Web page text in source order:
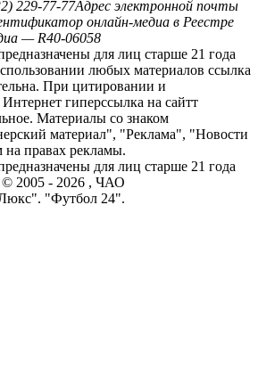
229-77-77Адрес электронной почты
онлайн-медиа в Реестре
— R40-06058
для лиц старше 21 года
любых материалов ссылка
При цитировании и
гиперссылка на сайтт
Материалы со знаком
материал", "Реклама", "Новости
правах рекламы.
для лиц старше 21 года
2005 - 2026 , ЧАО
"Футбол 24".